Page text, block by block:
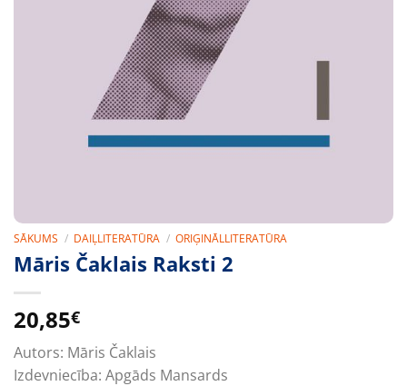
SĀKUMS / DAIĻLITERATŪRA / ORIĢINĀLLITERATŪRA
Māris Čaklais Raksti 2
20,85€
Autors: Māris Čaklais
Izdevniecība: Apgāds Mansards